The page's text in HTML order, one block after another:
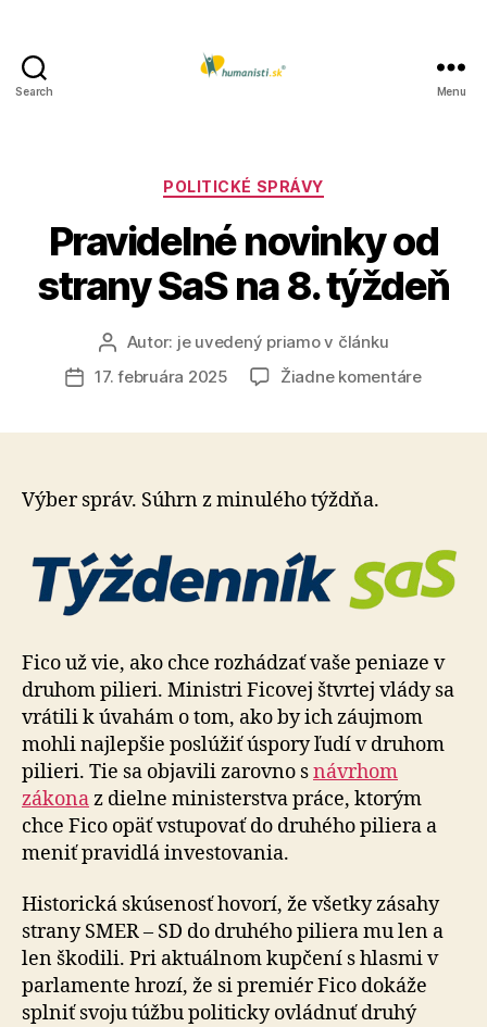
Search Menu
Kategórie
POLITICKÉ SPRÁVY
Pravidelné novinky od
strany SaS na 8. týždeň
Autor
článku
Autor: je uvedený priamo v článku
Dátum
17. februára 2025 Žiadne komentárena
týždeň
Výber správ. Súhrn z minulého týždňa.
Fico už vie, ako chce rozhádzať vaše peniaze v
druhom pilieri. Ministri Ficovej štvrtej vlády sa
vrátili k úvahám o tom, ako by ich záujmom
mohli najlepšie poslúžiť úspory ľudí v druhom
pilieri. Tie sa objavili zarovno snávrhom
zákonaz dielne ministerstva práce, ktorým
chce Fico opäť vstupovať do druhého piliera a
meniť pravidlá investovania.
Historická skúsenosť hovorí, že všetky zásahy
strany SMER – SD do druhého piliera mu len a
len škodili. Pri aktuálnom kupčení s hlasmi v
parlamente hrozí, že si premiér Fico dokáže
splniť svoju túžbu politicky ovládnuť druhý